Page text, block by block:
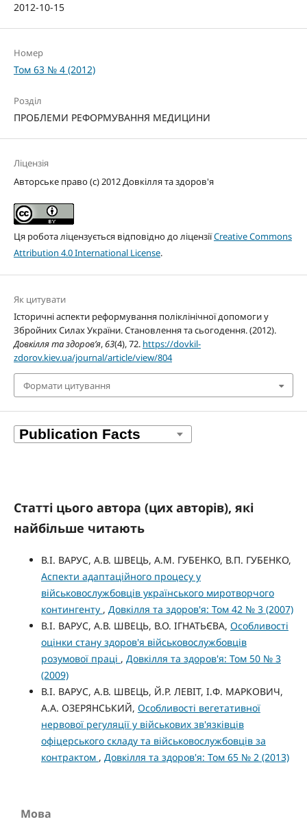
2012-10-15
Номер
Том 63 № 4 (2012)
Розділ
ПРОБЛЕМИ РЕФОРМУВАННЯ МЕДИЦИНИ
Ліцензія
Авторське право (c) 2012 Довкілля та здоров'я
Ця робота ліцензується відповідно до ліцензіїCreative Commons
Attribution 4.0 International License.
Як цитувати
Історичні аспекти реформування поліклінічної допомоги у
Збройних Силах України. Становлення та сьогодення. (2012).
Довкілля та здоров’я,63(4), 72. https://dovkil-
zdorov.kiev.ua/journal/article/view/804
Формати цитування
Статті цього автора (цих авторів), які
найбільше читають
В.І. ВАРУС, А.В. ШВЕЦЬ, А.М. ГУБЕНКО, В.П. ГУБЕНКО,
Аспекти адаптаційного процесу у
військовослужбовців українського миротворчого
контингенту , Довкілля та здоров'я: Том 42 № 3 (2007)
В.І. ВАРУС, А.В. ШВЕЦЬ, В.О. ІГНАТЬЄВА, Особливості
оцінки стану здоров'я військовослужбовців
розумової праці , Довкілля та здоров'я: Том 50 № 3
(2009)
В.І. ВАРУС, А.В. ШВЕЦЬ, Й.Р. ЛЕВІТ, І.Ф. МАРКОВИЧ,
А.А. ОЗЕРЯНСЬКИЙ, Особливості вегетативної
нервової регуляції у військових зв'язківців
офіцерського складу та військовослужбовців за
контрактом , Довкілля та здоров'я: Том 65 № 2 (2013)
Мова